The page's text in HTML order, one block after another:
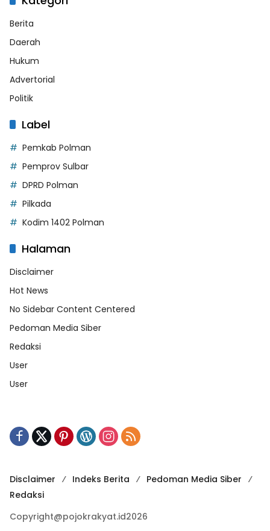
Berita
Daerah
Hukum
Advertorial
Politik
Label
Pemkab Polman
Pemprov Sulbar
DPRD Polman
Pilkada
Kodim 1402 Polman
Halaman
Disclaimer
Hot News
No Sidebar Content Centered
Pedoman Media Siber
Redaksi
User
User
Disclaimer Indeks Berita
Pedoman Media Siber
Redaksi
Copyright@pojokrakyat.id2026